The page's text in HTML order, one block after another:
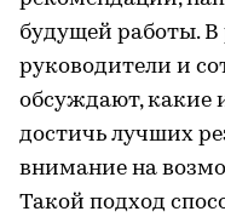
будущей работы.
руководители и
обсуждают, какие
достичь лучших
внимание на
Такой подход